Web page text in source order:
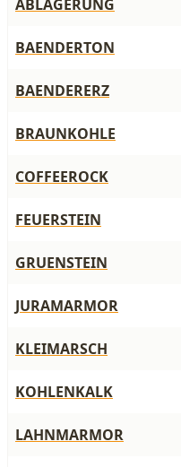
ABLAGERUNG
BAENDERTON
BAENDERERZ
BRAUNKOHLE
COFFEEROCK
FEUERSTEIN
GRUENSTEIN
JURAMARMOR
KLEIMARSCH
KOHLENKALK
LAHNMARMOR